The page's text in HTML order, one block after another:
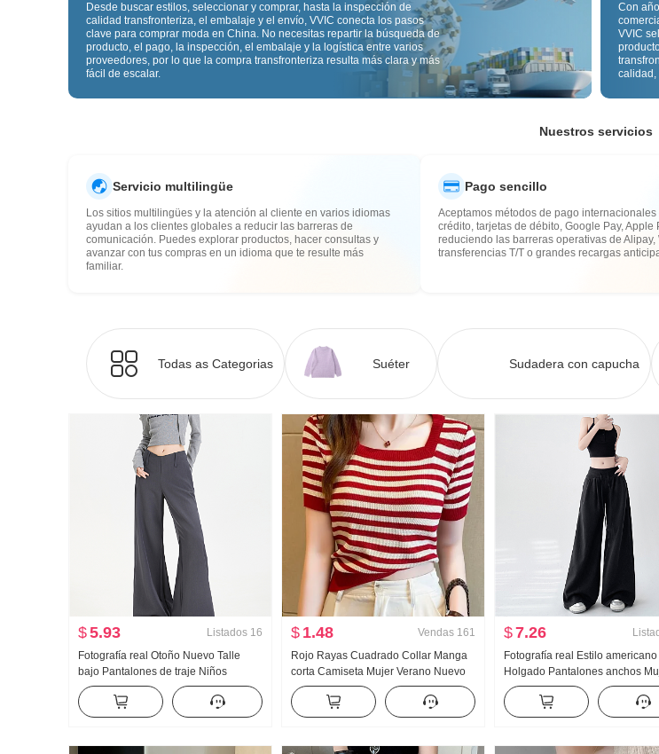
Desde buscar estilos, seleccionar y comprar, hasta la inspección de
calidad transfronteriza, el embalaje y el envío, VVIC conecta los pasos
clave para comprar moda en China. No necesitas repartir la búsqueda de
producto, el pago, la inspección, el embalaje y la logística entre varios
proveedores, por lo que la compra transfronteriza resulta más clara y más
fácil de escalar.
Con
VVIC
calidad,
calidad
aduana
Nuestros servicios
Servicio multilingüe
Los sitios multilingües y la atención al cliente en varios idiomas
ayudan a los clientes globales a reducir las barreras de
comunicación. Puedes explorar productos, hacer consultas y
avanzar con tus compras en un idioma que te resulte más
familiar.
Pago sencillo
Aceptamos métodos de pago internacionales
crédito, tarjetas de débito, Google Pay, Apple
reduciendo las barreras operativas de Alipay,
transferencias T/T o grandes recargas
Todas as Categorias Suéter Sudadera con capucha
$5.93 Listados 16
Fotografía real Otoño Nuevo Talle
bajo Pantalones de traje Niños
Versión ligera Holgado Vertical
Colgante Sentido bf HOLGAZÁN
Casual Campana ligera Pantalones
$ 1.48 Vendas 161
Rojo Rayas Cuadrado Collar Manga
corta Camiseta Mujer Verano Nuevo
Contraste de color Hielo Seda Suéter
de punto Ajustado Adelgazante Corto
Top
$7.26
Fotografía real Estilo
Holgado Pantalones anchos
Verano Nuevo Talle bajo
Cuerda Pantalones casuales
HOLGAZÁN Vertical Sentido